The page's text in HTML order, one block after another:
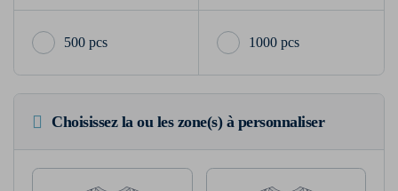
500 pcs 1000 pcs
Choisissez la ou les zone(s) à personnaliser